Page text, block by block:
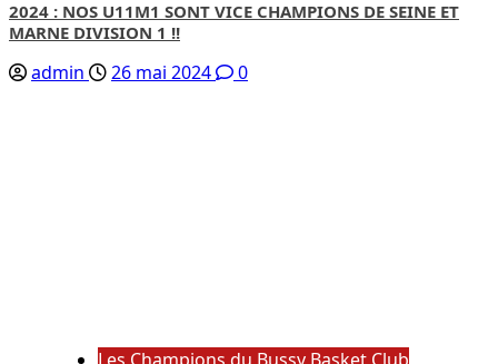
2024 : NOS U11M1 SONT VICE CHAMPIONS DE SEINE ET
MARNE DIVISION 1 !!
admin 26 mai 2024 0